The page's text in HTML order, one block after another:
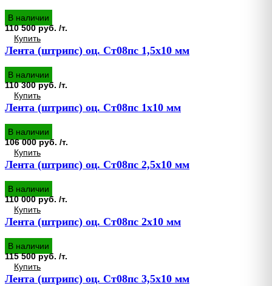
В наличии
110 500 руб. /т.
Купить
Лента (штрипс) оц. Ст08пс 1,5х10 мм
В наличии
110 300 руб. /т.
Купить
Лента (штрипс) оц. Ст08пс 1х10 мм
В наличии
106 000 руб. /т.
Купить
Лента (штрипс) оц. Ст08пс 2,5х10 мм
В наличии
110 000 руб. /т.
Купить
Лента (штрипс) оц. Ст08пс 2х10 мм
В наличии
115 500 руб. /т.
Купить
Лента (штрипс) оц. Ст08пс 3,5х10 мм